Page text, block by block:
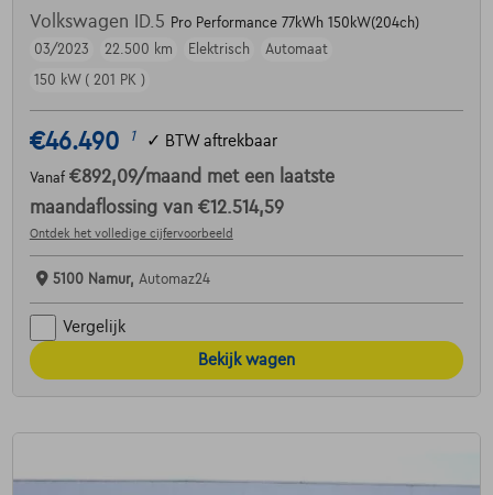
Volkswagen ID.5 Pro Performance 77kWh 150kW(204ch)
03/2023
22.500 km Elektrisch
Automaat
150 kW ( 201 PK )
€46.490 1 ✓ BTW aftrekbaar
Vanaf €892,09/maand met een laatste
maandaflossing van €12.514,59
Ontdek het volledige cijfervoorbeeld
5100 Namur, Automaz24
Vergelijk
Bekijk wagen